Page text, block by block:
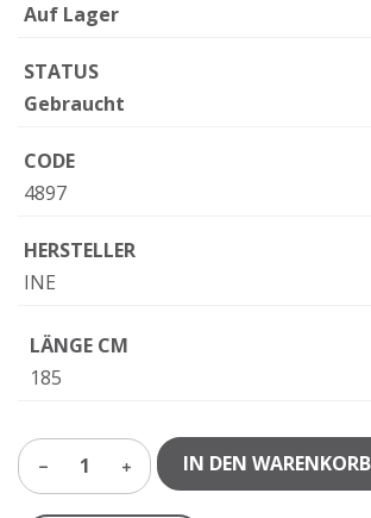
Auf Lager
STATUS
Gebraucht
CODE
4897
HERSTELLER
INE
LÄNGE CM
185
1 IN DEN